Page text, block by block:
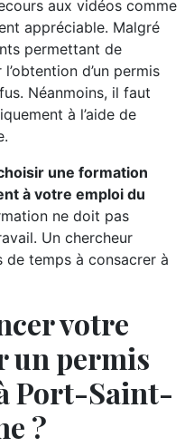
aux vidéos comme
appréciable. Malgré
permettant de
d’un permis
Néanmoins, il faut
à l’aide de
une formation
à votre emploi du
ne doit pas
Un chercheur
de temps à consacrer à
votre
un permis
Port-Saint-
?